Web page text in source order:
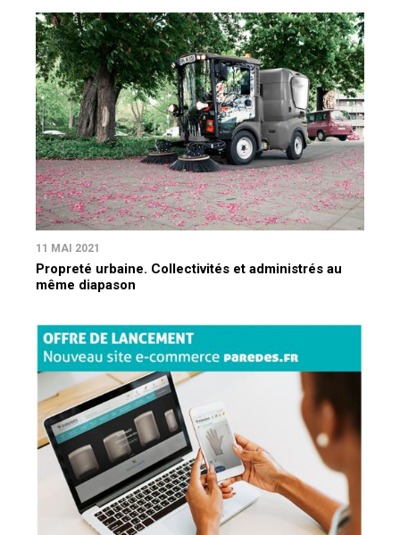
11 MAI 2021
Propreté urbaine. Collectivités et administrés au
même diapason